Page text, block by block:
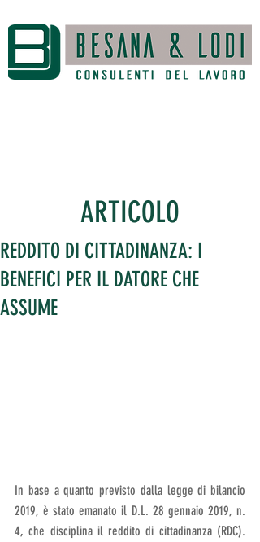
ARTICOLO
REDDITO DI CITTADINANZA: I
BENEFICI PER IL DATORE CHE
ASSUME
In base a quanto previsto dalla legge di bilancio
2019, è stato emanato il D.L. 28 gennaio 2019, n.
4, che disciplina il reddito di cittadinanza (RDC).